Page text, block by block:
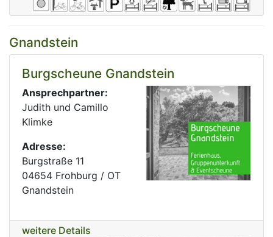
Gnandstein
Burgscheune Gnandstein
Ansprechpartner:
Judith und Camillo
Klimke
Adresse:
Burgstraße 11
04654 Frohburg / OT
Gnandstein
weitere Details